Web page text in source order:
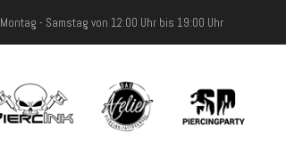
Montag - Samstag von 12:00 Uhr bis 19:00 Uhr